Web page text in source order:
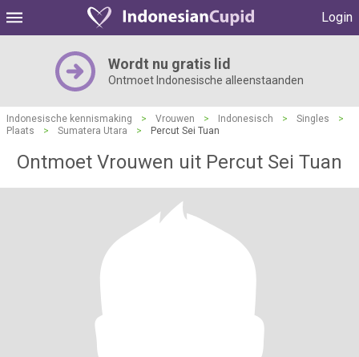
Login
Wordt nu gratis lid
Ontmoet Indonesische alleenstaanden
Indonesische kennismaking > Vrouwen > Indonesisch > Singles
>
Plaats
> Sumatera Utara > Percut Sei Tuan
Ontmoet Vrouwen uit Percut Sei Tuan